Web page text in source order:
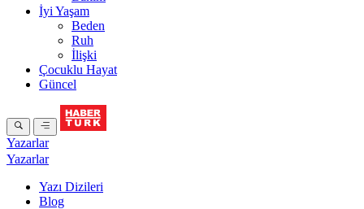
İyi Yaşam
Beden
Ruh
İlişki
Çocuklu Hayat
Güncel
Yazarlar
Yazarlar
Yazı Dizileri
Blog